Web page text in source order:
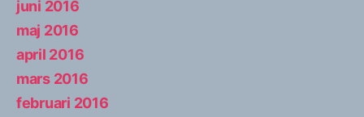
juni 2016
maj 2016
april 2016
mars 2016
februari 2016